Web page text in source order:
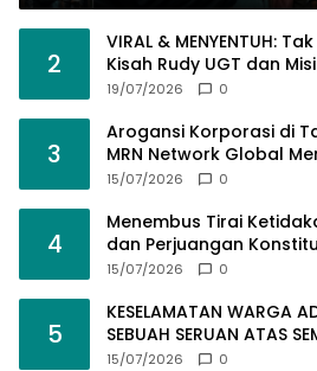
2
VIRAL & MENYENTUH:
Kisah Rudy UGT dan
Bangsa Lewat Kuliah
19/07/2026 0
3
Arogansi Korporasi di
MRN Network Global
Hukum
15/07/2026 0
4
Menembus Tirai
dan Perjuangan
KUHAP Baru
15/07/2026 0
5
KESELAMATAN WARGA
SEBUAH SERUAN ATAS
UTILITAS
15/07/2026 0